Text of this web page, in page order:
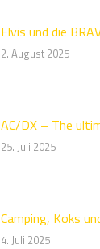
Elvis und die
2. August 2025
AC/DX – The
25. Juli 2025
Camping, Koks
4. Juli 2025